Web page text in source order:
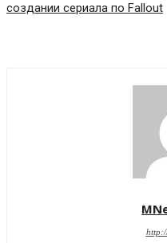
создании сериала по Fallout